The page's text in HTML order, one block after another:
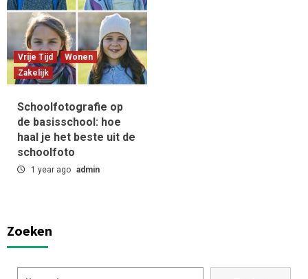
Vrije Tijd
Wonen
Zakelijk
Schoolfotografie op
de basisschool: hoe
haal je het beste uit de
schoolfoto
1 year ago admin
Zoeken